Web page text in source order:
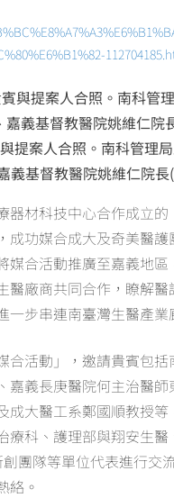
提案人合照。南科管理
義基督教醫院姚維仁院
器材科技中心合作成立
成功媒合成大及奇美醫
媒合活動推廣至嘉義地
醫廠商共同合作，瞭解
步串連南臺灣生醫產業
合活動」，邀請貴賓包
義長庚醫院何主治醫師
成大醫工系鄭國順教授
療科、護理部與翔安生
團隊等單位代表進行交
絡。